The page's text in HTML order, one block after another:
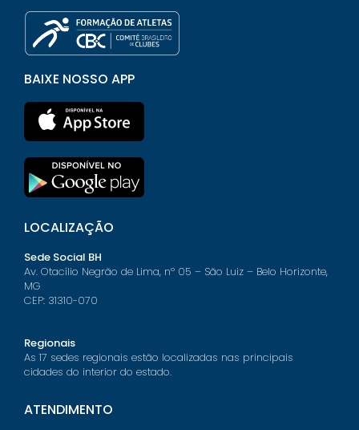
BAIXE NOSSO APP
LOCALIZAÇÃO
Sede Social BH
Av. Otacílio Negrão de Lima, nº 05 – São Luiz – Belo Horizonte,
MG
CEP: 31310-070
Regionais
As 17 sedes regionais estão localizadas nas principais
cidades do interior do estado.
ATENDIMENTO